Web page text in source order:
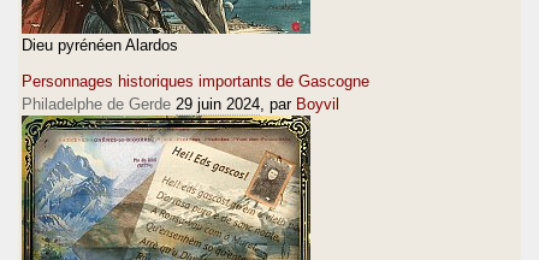
Dieu pyrénéen Alardos
Personnages historiques importants de Gascogne
Philadelphe de Gerde 29 juin 2024, par Boyvil